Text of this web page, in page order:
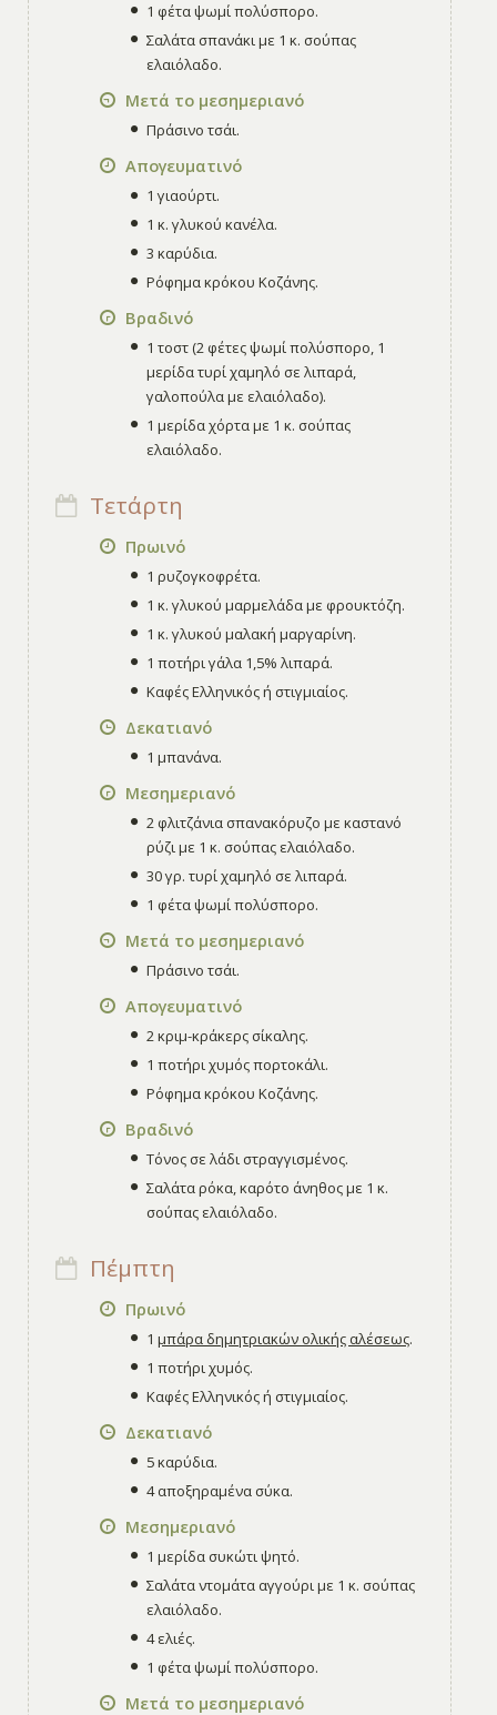
1 φέτα ψωμί πολύσπορο.
Σαλάτα σπανάκι με 1 κ. σούπας
ελαιόλαδο.
Μετά το μεσημεριανό
Πράσινο τσάι.
Απογευματινό
1 γιαούρτι.
1 κ. γλυκού κανέλα.
3 καρύδια.
Ρόφημα κρόκου Κοζάνης.
Βραδινό
1 τοστ (2 φέτες ψωμί πολύσπορο, 1
μερίδα τυρί χαμηλό σε λιπαρά,
γαλοπούλα με ελαιόλαδο).
1 μερίδα χόρτα με 1 κ. σούπας
ελαιόλαδο.
Τετάρτη
Πρωινό
1 ρυζογκοφρέτα.
1 κ. γλυκού μαρμελάδα με φρουκτόζη.
1 κ. γλυκού μαλακή μαργαρίνη.
1 ποτήρι γάλα 1,5% λιπαρά.
Καφές Ελληνικός ή στιγμιαίος.
Δεκατιανό
1 μπανάνα.
Μεσημεριανό
2 φλιτζάνια σπανακόρυζο με καστανό
ρύζι με 1 κ. σούπας ελαιόλαδο.
30 γρ. τυρί χαμηλό σε λιπαρά.
1 φέτα ψωμί πολύσπορο.
Μετά το μεσημεριανό
Πράσινο τσάι.
Απογευματινό
2 κριμ-κράκερς σίκαλης.
1 ποτήρι χυμός πορτοκάλι.
Ρόφημα κρόκου Κοζάνης.
Βραδινό
Τόνος σε λάδι στραγγισμένος.
Σαλάτα ρόκα, καρότο άνηθος με 1 κ.
σούπας ελαιόλαδο.
Πέμπτη
Πρωινό
1μπάρα δημητριακών ολικής αλέσεως.
1 ποτήρι χυμός.
Καφές Ελληνικός ή στιγμιαίος.
Δεκατιανό
5 καρύδια.
4 αποξηραμένα σύκα.
Μεσημεριανό
1 μερίδα συκώτι ψητό.
Σαλάτα ντομάτα αγγούρι με 1 κ. σούπας
ελαιόλαδο.
4 ελιές.
1 φέτα ψωμί πολύσπορο.
Μετά το μεσημεριανό